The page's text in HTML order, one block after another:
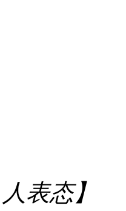
人表态】